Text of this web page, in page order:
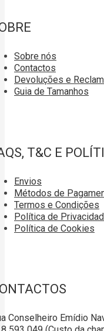
Sobre nós
Contactos
Devoluções e
Guia de Tamanhos
T&C E
Envios
Métodos de
Termos e Condições
Política de
Política de Cookies
Conselheiro Emídio